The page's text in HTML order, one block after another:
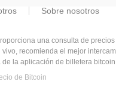
Sobre nosotros
una consulta de
vivo, recomienda el mejor
de la aplicación de billetera
de Bitcoin